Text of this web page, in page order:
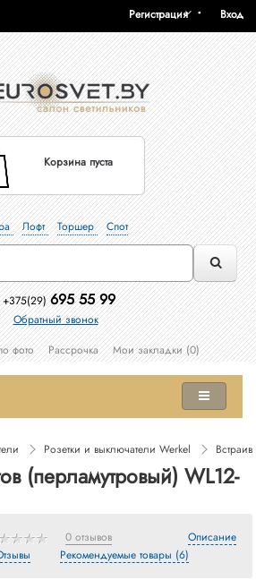
Вход
Регистрация
Корзина пуста
Лофт Торшер Спот
+375(29) 695 55 99
Обратный звонок
фото Рассрочка Мои закладки (0)
Розетки и выключатели Werkel
(перламутровый) WL12-
0 отзывов
Описание
Рекомендуемые товары (6)